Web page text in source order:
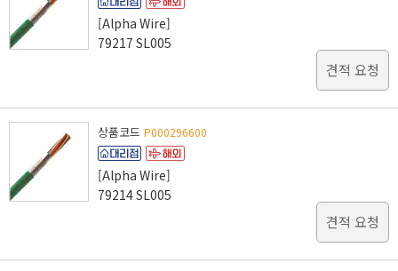
[Alpha Wire]
79217 SL005
견적 요청
상품코드 P000296600
[Alpha Wire]
79214 SL005
견적 요청